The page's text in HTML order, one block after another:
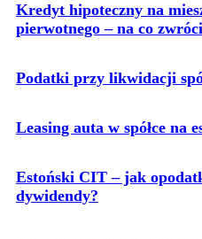
Kredyt hipoteczny na
pierwotnego – na co
Podatki przy likwidacji
Leasing auta w spółce na
Estoński CIT – jak
dywidendy?